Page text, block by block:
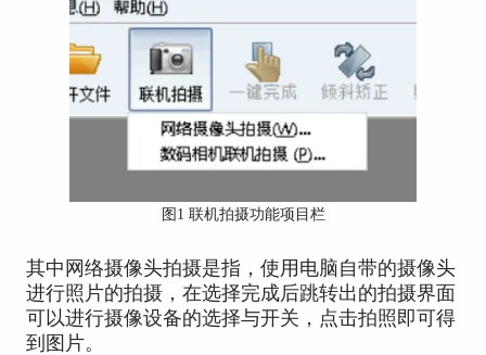
图1 联机拍摄功能项目栏
其中网络摄像头拍摄是指，使用电脑自带的摄像头
进行照片的拍摄，在选择完成后跳转出的拍摄界面
可以进行摄像设备的选择与开关，点击拍照即可得
到图片。